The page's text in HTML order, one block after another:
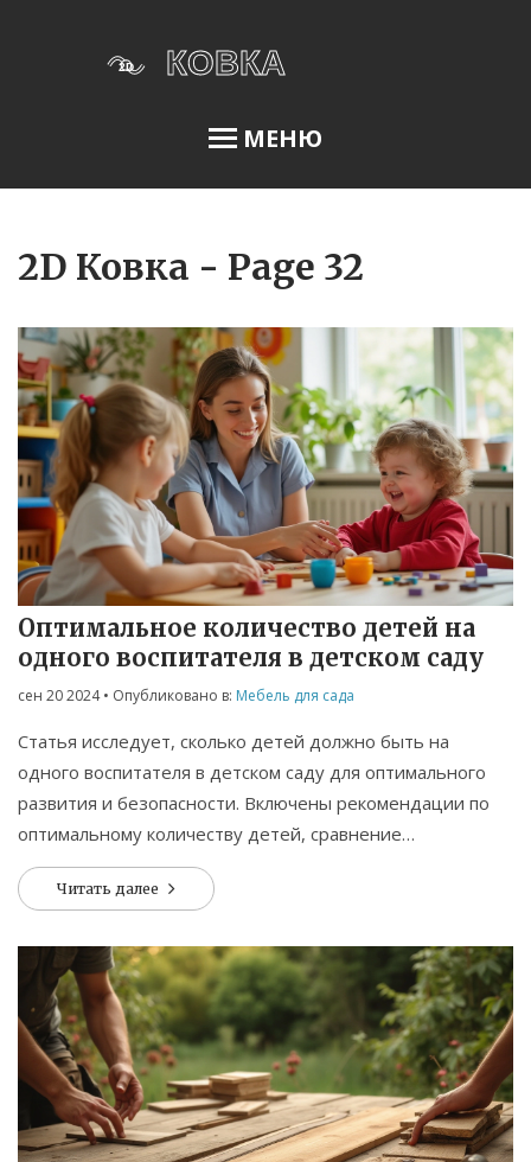
МЕНЮ
Меню
О нас
Условия использования
Политика конфиденциальности
ФЗ-152
Связаться
© 2026. Все права защищены.
2D Ковка - Page 32
Оптимальное количество детей на
одного воспитателя в детском саду
сен 20 2024• Опубликовано в: Мебель для сада
Статья исследует, сколько детей должно быть на
одного воспитателя в детском саду для оптимального
развития и безопасности. Включены рекомендации по
оптимальному количеству детей, сравнение
международных стандартов и практические советы по
выбору мебели для детского сада.
Читать далее